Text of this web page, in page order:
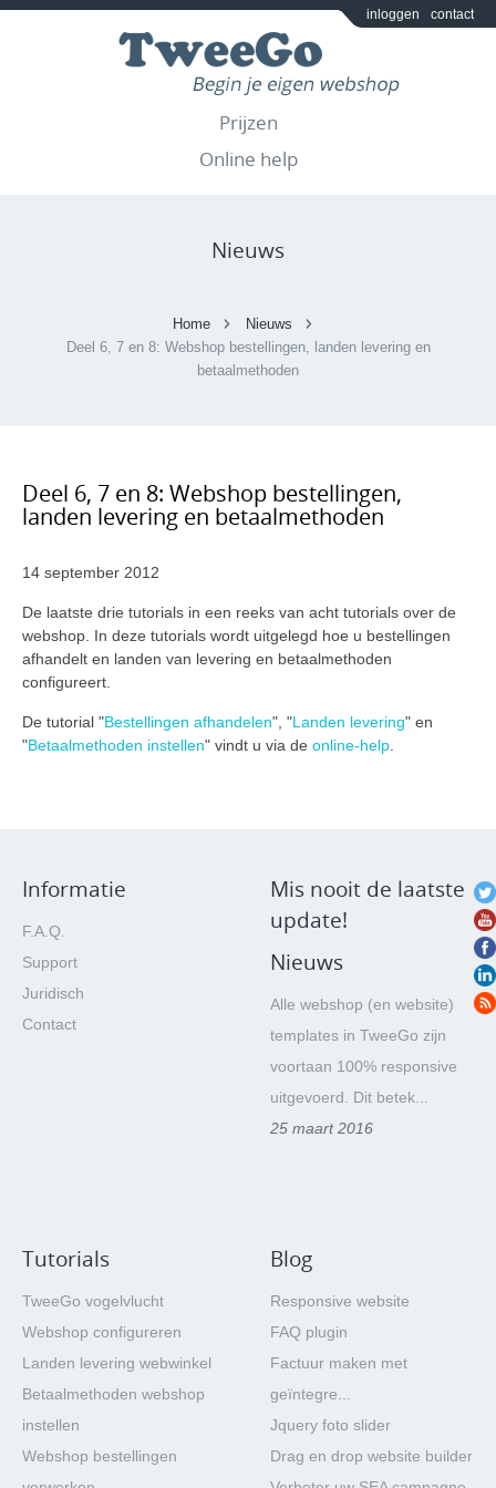
inloggen contact
Prijzen
Online help
Nieuws
Home
Nieuws
Deel 6, 7 en 8: Webshop bestellingen, landen levering en
betaalmethoden
Deel 6, 7 en 8: Webshop bestellingen,
landen levering en betaalmethoden
14 september 2012
De laatste drie tutorials in een reeks van acht tutorials over de
webshop. In deze tutorials wordt uitgelegd hoe u bestellingen
afhandelt en landen van levering en betaalmethoden
configureert.
De tutorial "Bestellingen afhandelen", "Landen levering" en
"Betaalmethoden instellen" vindt u via de online-help
Informatie
F.A.Q.
Support
Juridisch
Contact
Mis nooit de laatste
update!
Nieuws
Alle webshop (en website)
templates in TweeGo zijn
voortaan 100% responsive
uitgevoerd. Dit betek...
25 maart 2016
Tutorials
TweeGo vogelvlucht
Webshop configureren
Landen levering webwinkel
Betaalmethoden webshop
instellen
Webshop bestellingen
Blog
Responsive website
FAQ plugin
Factuur maken met
geïntegre...
Jquery foto slider
Drag en drop website builder